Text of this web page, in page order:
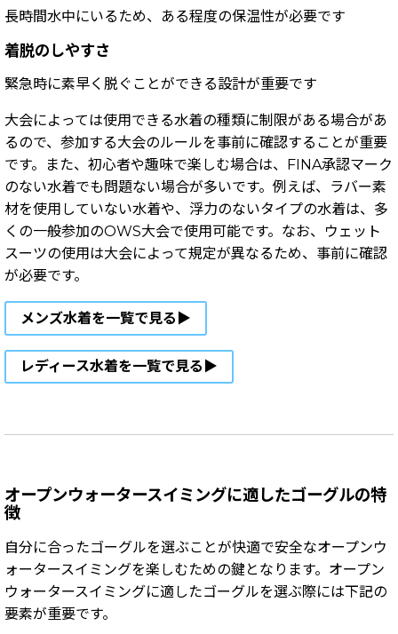
長時間水中にいるため、ある程度の保温性が必要です
着脱のしやすさ
緊急時に素早く脱ぐことができる設計が重要です
大会によっては使用できる水着の種類に制限がある場合があ
るので、参加する大会のルールを事前に確認することが重要
です。
また、初心者や趣味で楽しむ場合は、FINA承認マーク
のない水着でも問題ない場合が多いです。例えば、ラバー素
材を使用していない水着や、浮力のないタイプの水着は、多
くの一般参加のOWS大会で使用可能です。なお、ウェット
スーツの使用は大会によって規定が異なるため、事前に確認
が必要です。
メンズ水着を一覧で見る▶
レディース水着を一覧で見る▶
オープンウォータースイミングに適したゴーグルの特
徴
自分に合ったゴーグルを選ぶことが快適で安全なオープンウ
ォータースイミングを楽しむための鍵となります。 オープン
ウォータースイミングに適したゴーグルを選ぶ際には下記の
要素が重要です。